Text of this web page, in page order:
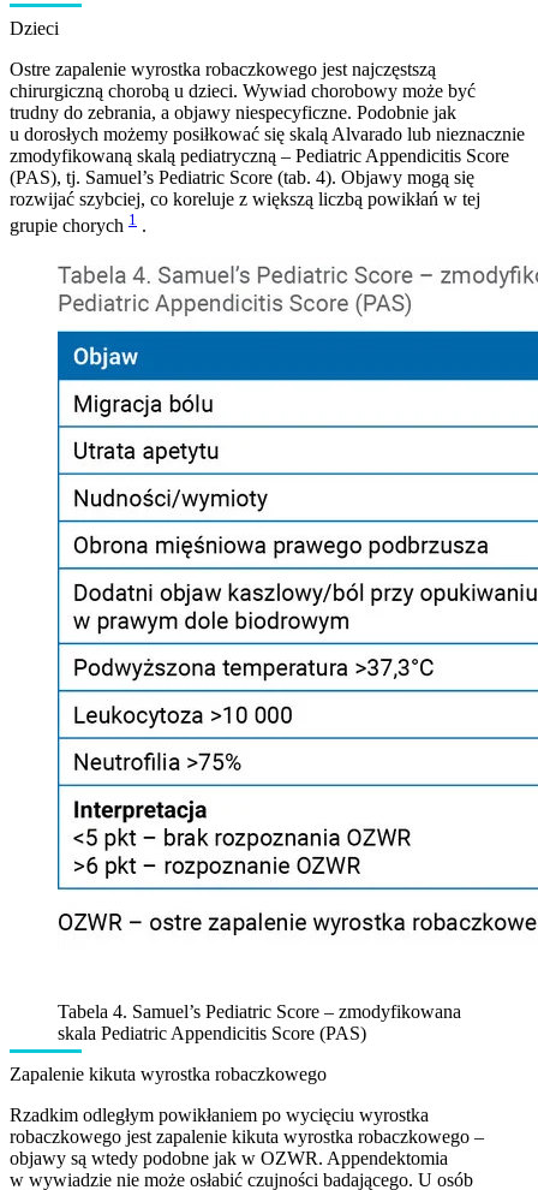
Dzieci
Ostre zapalenie wyrostka robaczkowego jest najczęstszą
chirurgiczną chorobą u dzieci. Wywiad chorobowy może być
trudny do zebrania, a objawy niespecyficzne. Podobnie jak
u dorosłych możemy posiłkować się skalą Alvarado lub nieznacznie
zmodyfikowaną skalą pediatryczną – Pediatric Appendicitis Score
(PAS), tj. Samuel’s Pediatric Score (tab. 4). Objawy mogą się
rozwijać szybciej, co koreluje z większą liczbą powikłań w tej
grupie chorych 1 .
Tabela 4. Samuel’s Pediatric Score – zmodyfikowana
skala Pediatric Appendicitis Score (PAS)
Zapalenie kikuta wyrostka robaczkowego
Rzadkim odległym powikłaniem po wycięciu wyrostka
robaczkowego jest zapalenie kikuta wyrostka robaczkowego –
objawy są wtedy podobne jak w OZWR. Appendektomia
w wywiadzie nie może osłabić czujności badającego. U osób